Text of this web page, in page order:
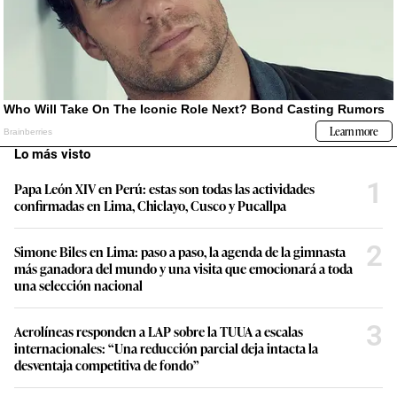
Lo más visto
Papa León XIV en Perú: estas son todas las actividades
confirmadas en Lima, Chiclayo, Cusco y Pucallpa
1
Simone Biles en Lima: paso a paso, la agenda de la gimnasta
más ganadora del mundo y una visita que emocionará a toda
una selección nacional
2
Aerolíneas responden a LAP sobre la TUUA a escalas
internacionales: “Una reducción parcial deja intacta la
desventaja competitiva de fondo”
3